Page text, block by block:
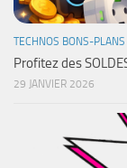
TECHNOS BONS-PLANS
Profitez des
29 JANVIER 2026